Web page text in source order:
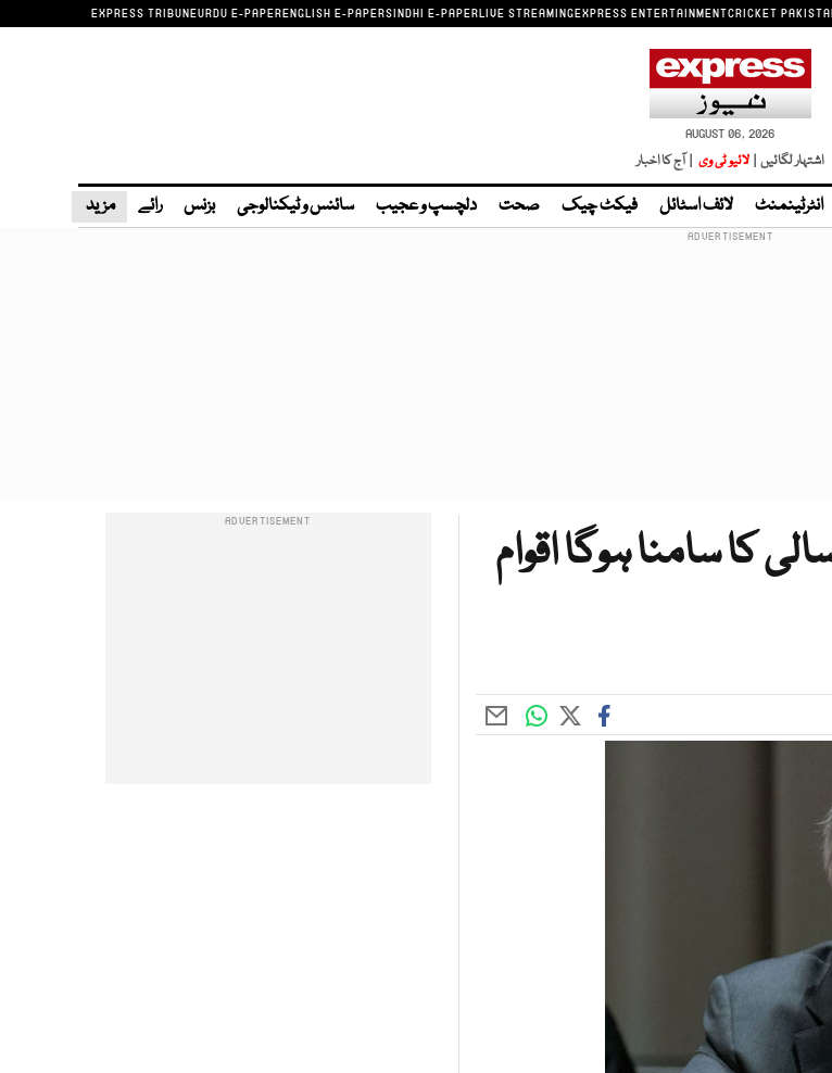
EXPRESS TRIBUNEURDU E-PAPERENGLISH E-PAPERSINDHI E-PAPERLIVE STREAMINGEXPRESS ENTERTAINMENTCRICKET
AUGUST 06, 2026
اشتہار لگائیں | لائیو ٹی وی | آج کا اخبار
انٹرٹینمنٹ لائف اسٹائل فیکٹ چیک صحت دلچسپ و عجیب سائنس و ٹیکنالوجی بزنس رائے مزید
سامنا ہوگا اقوام